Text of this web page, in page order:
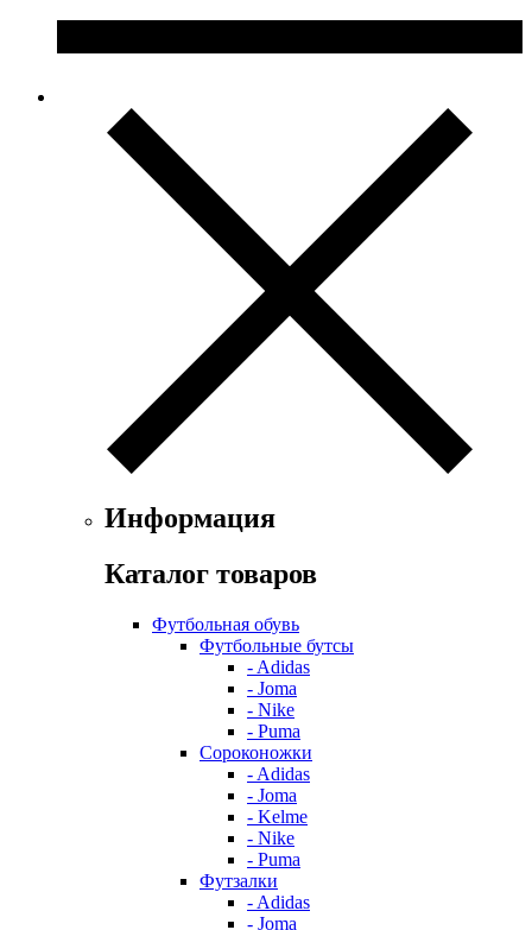
Информация
Каталог товаров
Футбольная обувь
Футбольные бутсы
- Adidas
- Joma
- Nike
- Puma
Сороконожки
- Adidas
- Joma
- Kelme
- Nike
- Puma
Футзалки
- Adidas
- Joma